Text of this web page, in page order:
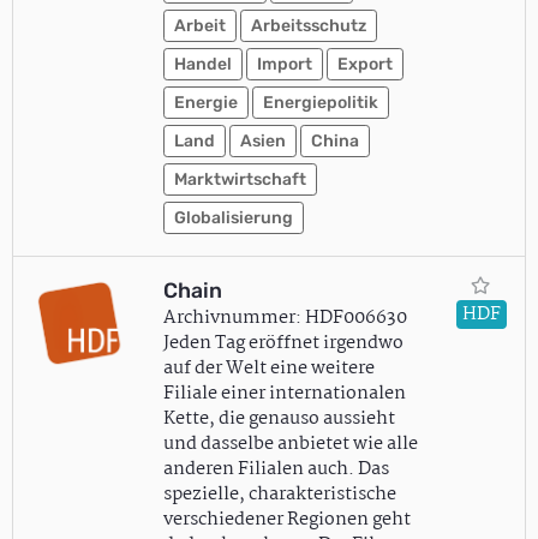
Arbeit
Arbeitsschutz
Handel
Import
Export
Energie
Energiepolitik
Land
Asien
China
Marktwirtschaft
Globalisierung
Chain
Archivnummer: HDF006630
Jeden Tag eröffnet irgendwo
auf der Welt eine weitere
Filiale einer internationalen
Kette, die genauso aussieht
und dasselbe anbietet wie alle
anderen Filialen auch. Das
spezielle, charakteristische
verschiedener Regionen geht
HDF